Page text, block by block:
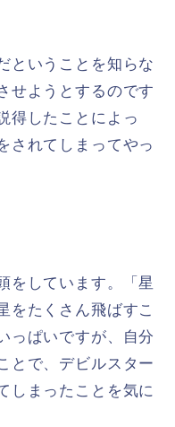
ということを知らな
せようとするのです
得したことによっ
されてしまってやっ
をしています。「星
をたくさん飛ばすこ
っぱいですが、自分
とで、デビルスター
しまったことを気に